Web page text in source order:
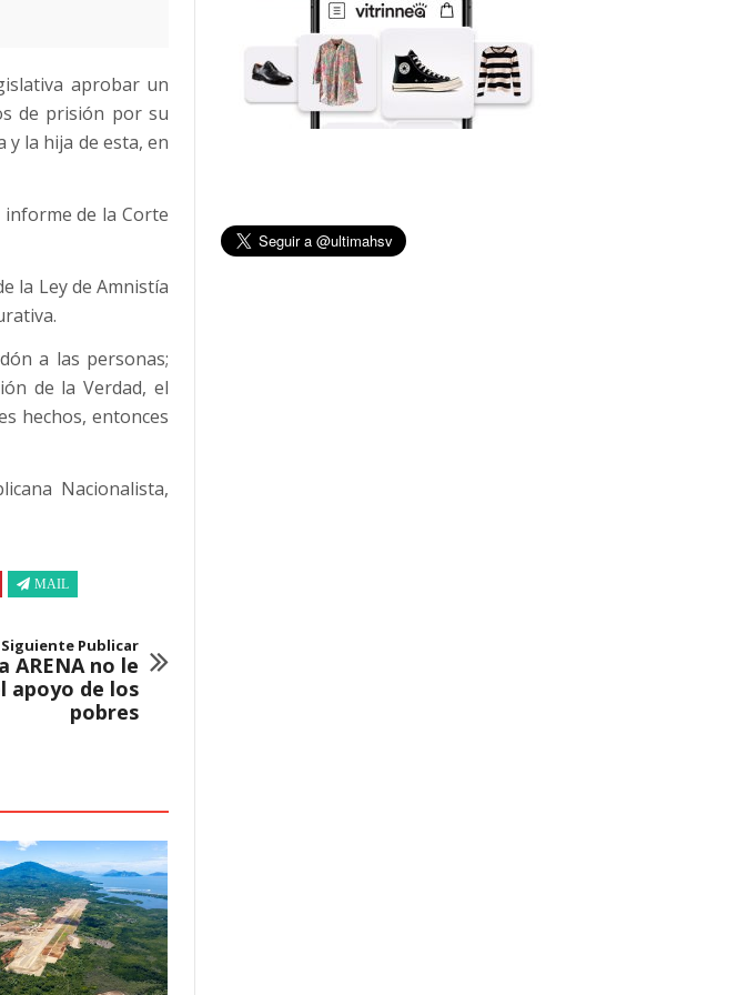
aprobar un
de prisión por su
y la hija de esta, en
de la Corte
la Ley de Amnistía
a las personas;
de la Verdad, el
hechos, entonces
Nacionalista,
MAIL
Siguiente Publicar
ARENA no le
apoyo de los
pobres